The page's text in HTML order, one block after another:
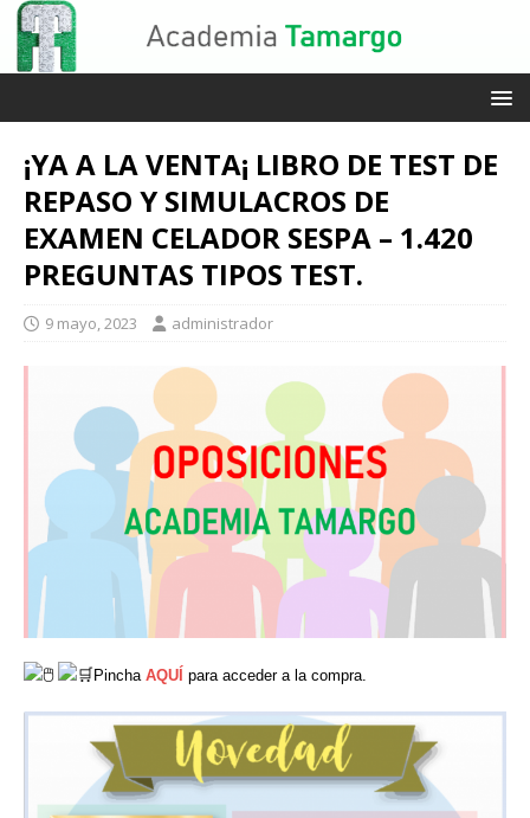
¡YA A LA VENTA¡ LIBRO DE TEST DE
REPASO Y SIMULACROS DE
EXAMEN CELADOR SESPA – 1.420
PREGUNTAS TIPOS TEST.
9 mayo, 2023 administrador
Pincha AQUÍ para acceder a la compra.